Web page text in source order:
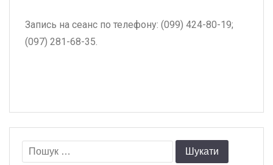
Запись на сеанс по телефону: (099) 424-80-19;
(097) 281-68-35.
Пошук: